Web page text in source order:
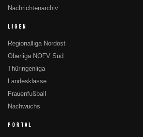
Nachrichtenarchiv
LIGEN
Regionalliga Nordost
Oberliga NOFV Süd
Thüringenliga
Landesklasse
Frauenfußball
Nachwuchs
PORTAL